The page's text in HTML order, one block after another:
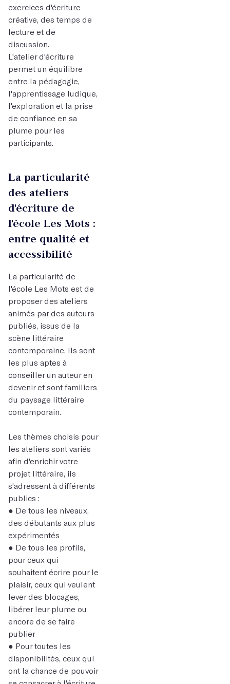
exercices d'écriture
créative, des temps de
lecture et de
discussion.
L'atelier d'écriture
permet un équilibre
entre la pédagogie,
l'apprentissage ludique,
l'exploration et la prise
de confiance en sa
plume pour les
participants.
La particularité
des ateliers
d'écriture de
l'école Les Mots :
entre qualité et
accessibilité
La particularité de
l'école Les Mots est de
proposer des ateliers
animés par des auteurs
publiés, issus de la
scène littéraire
contemporaine. Ils sont
les plus aptes à
conseiller un auteur en
devenir et sont familiers
du paysage littéraire
contemporain.
Les thèmes choisis pour
les ateliers sont variés
afin d'enrichir votre
projet littéraire, ils
s'adressent à différents
publics :
● De tous les niveaux,
des débutants aux plus
expérimentés
● De tous les profils,
pour ceux qui
souhaitent écrire pour le
plaisir, ceux qui veulent
lever des blocages,
libérer leur plume ou
encore de se faire
publier
● Pour toutes les
disponibilités, ceux qui
ont la chance de pouvoir